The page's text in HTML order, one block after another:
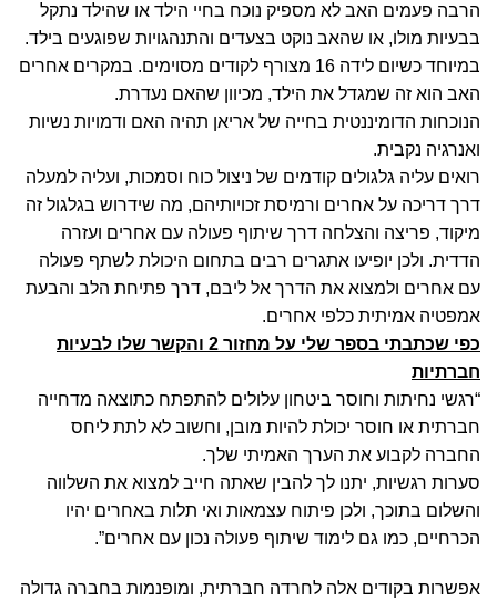
הרבה פעמים האב לא מספיק נוכח בחיי הילד או שהילד נתקל
בבעיות מולו, או שהאב נוקט בצעדים והתנהגויות שפוגעים בילד.
במיוחד כשיום לידה 16 מצורף לקודים מסוימים. במקרים אחרים
האב הוא זה שמגדל את הילד, מכיוון שהאם נעדרת.
הנוכחות הדומיננטית בחייה של אריאן תהיה האם ודמויות נשיות
ואנרגיה נקבית.
רואים עליה גלגולים קודמים של ניצול כוח וסמכות, ועליה למעלה
דרך דריכה על אחרים ורמיסת זכויותיהם, מה שידרוש בגלגול זה
מיקוד, פריצה והצלחה דרך שיתוף פעולה עם אחרים ועזרה
הדדית. ולכן יופיעו אתגרים רבים בתחום היכולת לשתף פעולה
עם אחרים ולמצוא את הדרך אל ליבם, דרך פתיחת הלב והבעת
אמפטיה אמיתית כלפי אחרים.
כפי שכתבתי בספר שלי על מחזור 2 והקשר שלו לבעיות
חברתיות
“רגשי נחיתות וחוסר ביטחון עלולים להתפתח כתוצאה מדחייה
חברתית או חוסר יכולת להיות מובן, וחשוב לא לתת ליחס
החברה לקבוע את הערך האמיתי שלך.
סערות רגשיות, יתנו לך להבין שאתה חייב למצוא את השלווה
והשלום בתוכך, ולכן פיתוח עצמאות ואי תלות באחרים יהיו
הכרחיים, כמו גם לימוד שיתוף פעולה נכון עם אחרים”.
אפשרות בקודים אלה לחרדה חברתית, ומופנמות בחברה גדולה